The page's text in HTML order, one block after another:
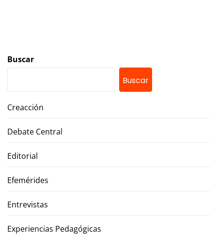
Buscar
Buscar
Creacción
Debate Central
Editorial
Efemérides
Entrevistas
Experiencias Pedagógicas